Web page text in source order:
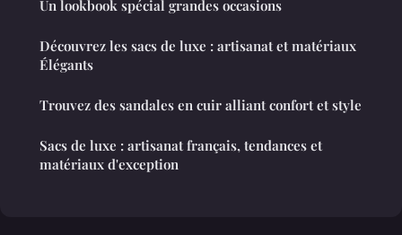
Un lookbook spécial grandes occasions
Découvrez les sacs de luxe : artisanat et matériaux
Élégants
Trouvez des sandales en cuir alliant confort et style
Sacs de luxe : artisanat français, tendances et
matériaux d'exception